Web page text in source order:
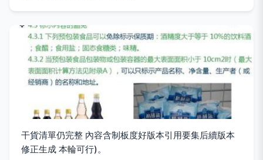
干貨清單仍完整 內容含制板度好版本引用要集后續版本
修正生成 本輪可行)。